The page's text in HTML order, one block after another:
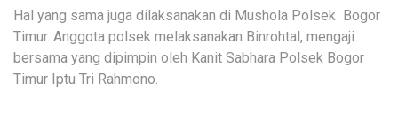
Hal yang sama juga dilaksanakan di Mushola Polsek Bogor
Timur. Anggota polsek melaksanakan Binrohtal, mengaji
bersama yang dipimpin oleh Kanit Sabhara Polsek Bogor
Timur Iptu Tri Rahmono.